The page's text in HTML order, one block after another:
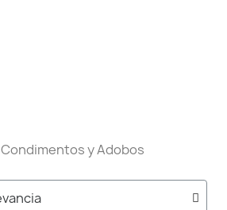
Condimentos y Adobos